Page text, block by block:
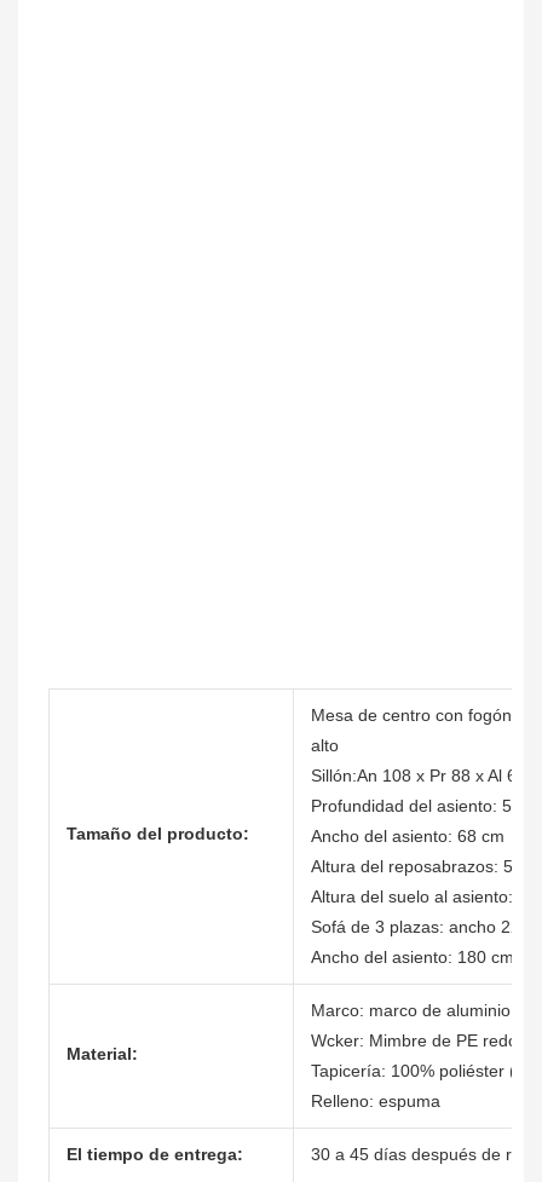
Tamaño del producto:
Mesa de centro con fogón:
alto
Sillón:An 108 x Pr 88 x Al 68
Profundidad del asiento: 56
Ancho del asiento: 68 cm
Altura del reposabrazos:
Altura del suelo al asiento: 4
Sofá de 3 plazas: ancho 220
Ancho del asiento: 180 cm
Material:
Marco: marco de aluminio
Wcker: Mimbre de PE
Tapicería: 100% poliéster
Relleno: espuma
El tiempo de entrega: 30 a 45 días después de